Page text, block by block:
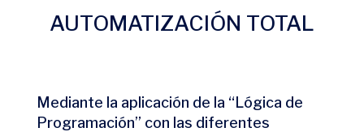
AUTOMATIZACIÓN TOTAL
Mediante la aplicación de la “Lógica de
Programación” con las diferentes